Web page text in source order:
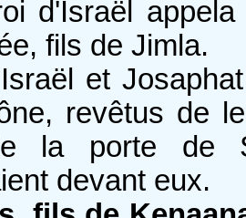
d'Israël
fils de Jimla.
et
revêtus de
la porte de
devant eux.